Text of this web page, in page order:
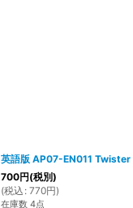
英語版 AP07-EN011 Twister
700円(税別)
(税込 : 770円)
在庫数 4点